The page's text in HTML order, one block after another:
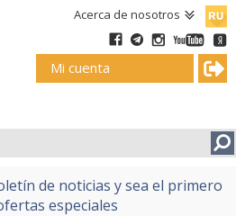
Acerca de nosotros
Mi cuenta
de noticias y sea el primero
especiales